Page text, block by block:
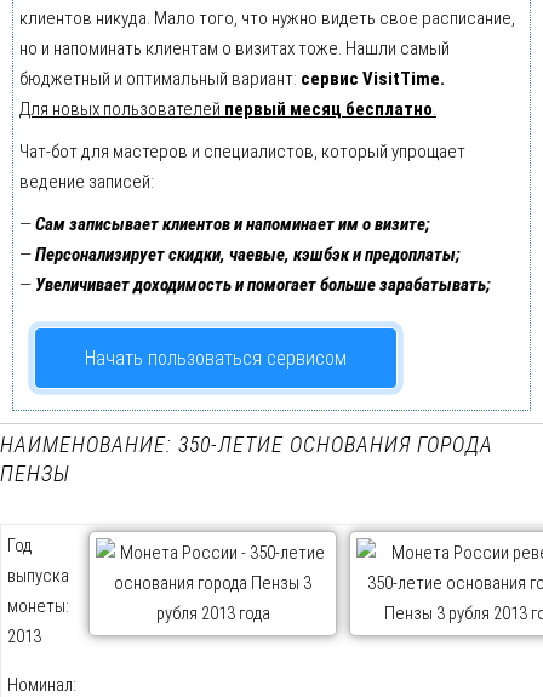
клиентов никуда. Мало того, что нужно видеть свое расписание,
но и напоминать клиентам о визитах тоже. Нашли самый
бюджетный и оптимальный вариант: сервис VisitTime.
Для новых пользователей первый месяц бесплатно.
Чат-бот для мастеров и специалистов, который упрощает
ведение записей:
—Сам записывает клиентов и напоминает им о визите;
—Персонализирует скидки, чаевые, кэшбэк и предоплаты;
— Увеличивает доходимость и помогает больше зарабатывать;
Начать пользоваться сервисом
НАИМЕНОВАНИЕ: 350-ЛЕТИЕ ОСНОВАНИЯ ГОРОДА
ПЕНЗЫ
Год
выпуска
монеты:
2013
Номинал: